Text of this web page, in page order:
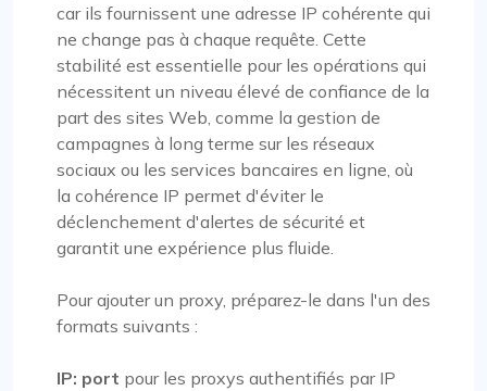
car ils fournissent une adresse IP cohérente qui
ne change pas à chaque requête. Cette
stabilité est essentielle pour les opérations qui
nécessitent un niveau élevé de confiance de la
part des sites Web, comme la gestion de
campagnes à long terme sur les réseaux
sociaux ou les services bancaires en ligne, où
la cohérence IP permet d'éviter le
déclenchement d'alertes de sécurité et
garantit une expérience plus fluide.
Pour ajouter un proxy, préparez-le dans l'un des
formats suivants :
IP: port pour les proxys authentifiés par IP